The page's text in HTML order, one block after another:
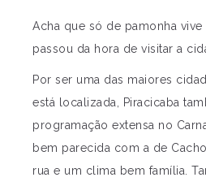
Acha que só de pamonha vive
passou da hora de visitar a
Por ser uma das maiores
está localizada, Piracicaba
programação extensa no
bem parecida com a de
rua e um clima bem família.